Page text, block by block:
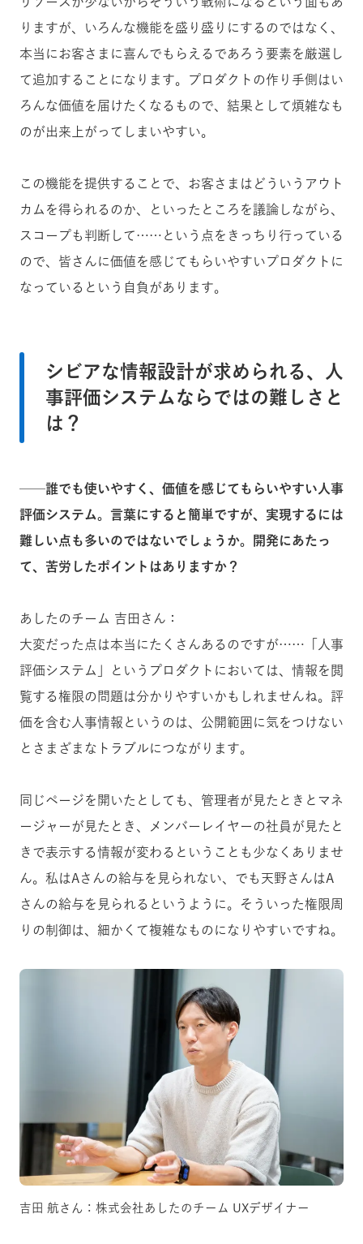
りますが、いろんな機能を盛り盛りにするのではなく、
本当にお客さまに喜んでもらえるであろう要素を厳選し
て追加することになります。プロダクトの作り手側はい
ろんな価値を届けたくなるもので、結果として煩雑なも
のが出来上がってしまいやすい。
この機能を提供することで、お客さまはどういうアウト
カムを得られるのか、といったところを議論しながら、
スコープも判断して……という点をきっちり行っている
ので、皆さんに価値を感じてもらいやすいプロダクトに
なっているという自負があります。
シビアな情報設計が求められる、人
事評価システムならではの難しさと
は？
──誰でも使いやすく、価値を感じてもらいやすい人事
評価システム。言葉にすると簡単ですが、実現するには
難しい点も多いのではないでしょうか。開発にあたっ
て、苦労したポイントはありますか？
あしたのチーム 吉田さん：
大変だった点は本当にたくさんあるのですが……「人事
評価システム」というプロダクトにおいては、情報を閲
覧する権限の問題は分かりやすいかもしれませんね。評
価を含む人事情報というのは、公開範囲に気をつけない
とさまざまなトラブルにつながります。
同じページを開いたとしても、管理者が見たときとマネ
ージャーが見たとき、メンバーレイヤーの社員が見たと
きで表示する情報が変わるということも少なくありませ
ん。私はAさんの給与を見られない、でも天野さんはA
さんの給与を見られるというように。そういった権限周
りの制御は、細かくて複雑なものになりやすいですね。
吉田 航さん：株式会社あしたのチーム UXデザイナー